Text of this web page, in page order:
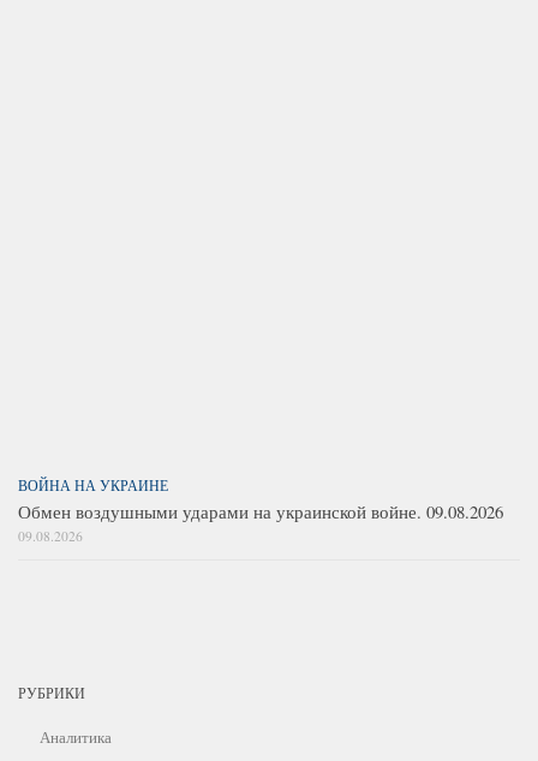
ВОЙНА НА УКРАИНЕ
Обмен воздушными ударами на украинской войне. 09.08.2026
09.08.2026
РУБРИКИ
Аналитика